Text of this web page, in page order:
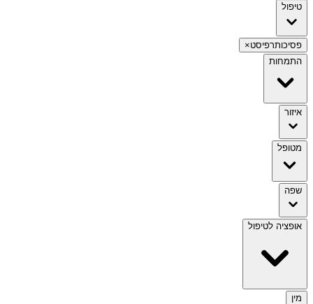
טיפול
פסיכותרפיסט×
התמחות
איזור
מטופל
שפה
אופציה לטיפול
מין